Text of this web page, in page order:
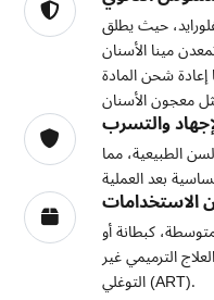
حيث يطلق
مينا الأسنان
إعادة شحن المادة
والتسرب
الطبيعية، مما
كبطانة أو
الترميمي غير
التوغلي (ART).